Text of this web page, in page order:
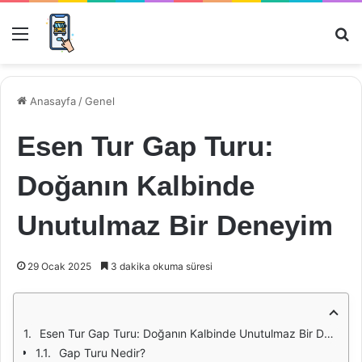
Menü
Anasayfa /Genel
Esen Tur Gap Turu:
Doğanın Kalbinde
Unutulmaz Bir Deneyim
29 Ocak 2025 3 dakika okuma süresi
Esen Tur Gap Turu: Doğanın Kalbinde Unutulmaz Bir Deneyim
Gap Turu Nedir?